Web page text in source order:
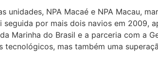
unidades, NPA Macaé e NPA Macau,
por mais dois navios em 2009,
Marinha do Brasil e a parceria com a
mas também uma